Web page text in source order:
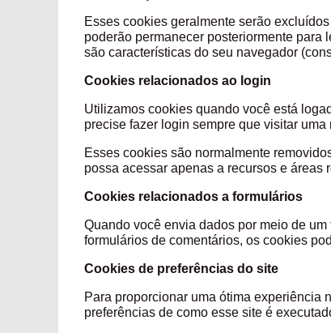
Esses cookies geralmente serão
poderão permanecer posteriormente para
são características do seu navegador
Cookies relacionados ao login
Utilizamos cookies quando você está
precise fazer login sempre que visitar uma
Esses cookies são normalmente
possa acessar apenas a
Cookies relacionados a formulários
Quando você envia dados por meio de
formulários de comentários, os cookies
Cookies de preferências do site
Para proporcionar uma ótima experiência
preferências de como esse site é